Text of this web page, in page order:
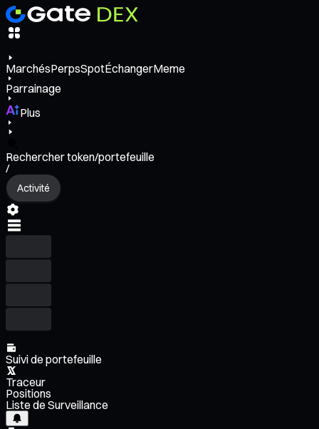
MarchésPerpsSpotÉchangerMeme
Parrainage
Plus
Rechercher token/portefeuille
/
Activité
Suivi de portefeuille
Traceur
Positions
Liste de Surveillance